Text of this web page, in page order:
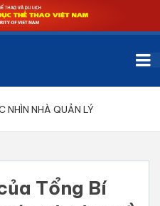
NHÌN NHÀ QUẢN LÝ
Tổng Bí